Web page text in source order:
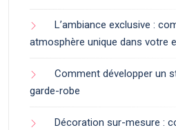
L’ambiance exclusive :
atmosphère unique dans votre
Comment développer un
garde-robe
Décoration sur-mesure :